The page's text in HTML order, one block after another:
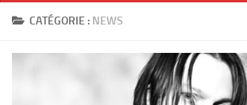
CATÉGORIE : NEWS